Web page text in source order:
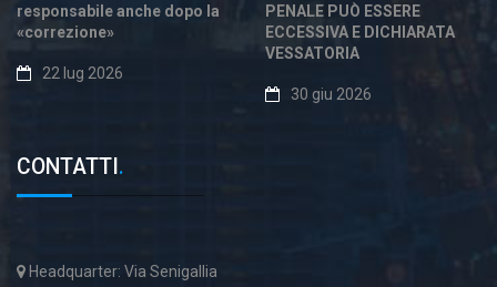
responsabile anche dopo la
«correzione»
22 lug 2026
PENALE PUÒ ESSERE
ECCESSIVA E DICHIARATA
VESSATORIA
30 giu 2026
CONTATTI .
Headquarter: Via Senigallia